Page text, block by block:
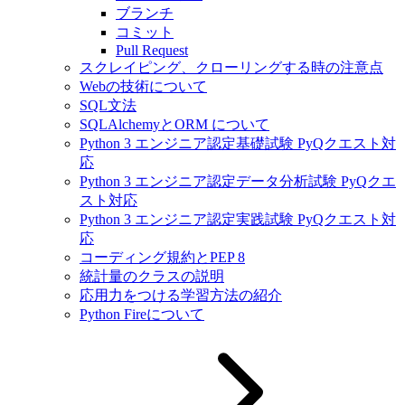
ブランチ
コミット
Pull Request
スクレイピング、クローリングする時の注意点
Webの技術について
SQL文法
SQLAlchemyとORM について
Python 3 エンジニア認定基礎試験 PyQクエスト対
応
Python 3 エンジニア認定データ分析試験 PyQクエ
スト対応
Python 3 エンジニア認定実践試験 PyQクエスト対
応
コーディング規約とPEP 8
統計量のクラスの説明
応用力をつける学習方法の紹介
Python Fireについて